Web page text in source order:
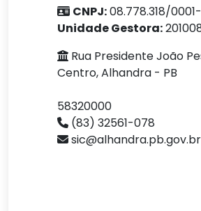
CNPJ:08.778.318/
Unidade Gestora:
Rua Presidente João
Centro, Alhandra - PB
58320000
(83) 32561-078
sic@alhandra.pb.gov.br